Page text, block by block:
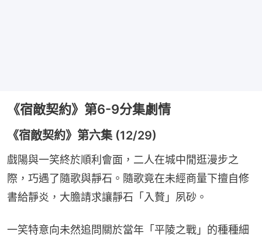
《宿敵契約》第6-9分集劇情
《宿敵契約》第六集 (12/29)
戲陽與一笑終於順利會面，二人在城中閒逛漫步之
際，巧遇了隨歌與靜石。隨歌竟在未經商量下擅自修
書給靜炎，大膽請求讓靜石「入贅」夙砂。
一笑特意向未然追問關於當年「平陵之戰」的種種細